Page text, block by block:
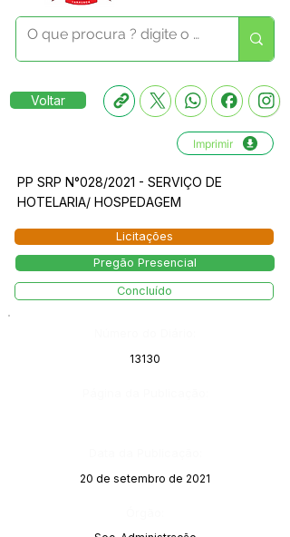
Voltar
Imprimir
PP SRP N°028/2021 - SERVIÇO DE
HOTELARIA/ HOSPEDAGEM
Licitações
Pregão Presencial
Concluído
13130
20 de setembro de 2021